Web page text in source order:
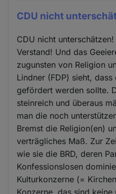
CDU nicht
CDU nicht
Verstand! Und das
zugunsten von Religion
Lindner (FDP) sieht,
gefördert werden sollte.
steinreich und überaus
man die noch
Bremst die Religion(en)
verträgliches Maß. Zur
wie sie die BRD, deren
Konfessionslosen
Kulturkonzerne (=
Konzerne. das sind keine